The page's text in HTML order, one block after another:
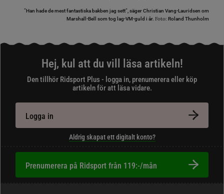
”Han hade de mest fantastiska bakben jag sett”, säger Christian Vang-Lauridsen om
Marshall-Bell som tog lag-VM-guld i år. Foto: Roland Thunholm
Hej, kul att du vill läsa artikeln!
Den tillhör Ridsport Plus - logga in, prenumerera eller köp
artikeln för att läsa vidare.
Logga in
Aldrig skapat ett digitalt konto?
Prenumerera på Ridsport från 119:-/mån